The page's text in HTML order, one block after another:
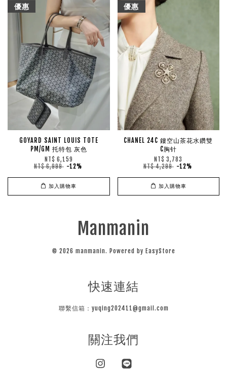
優惠
GOYARD SAINT LOUIS TOTE
PM/GM 托特包 灰色
NT$ 6,159
NT$ 6,999 -12%
加入購物車
優惠
CHANEL 24C 鏤空山茶花水鑽雙
C胸针
NT$ 3,783
NT$ 4,299 -12%
加入購物車
Manmanin
© 2026 manmanin. Powered by EasyStore
快速連結
聯繫信箱：yuqing202411@gmail.com
關注我們
Instagram